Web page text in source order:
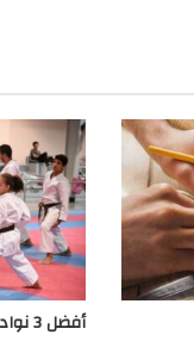
أفضل 3 نوادي تعلم الكاراتيه في وسط البلد